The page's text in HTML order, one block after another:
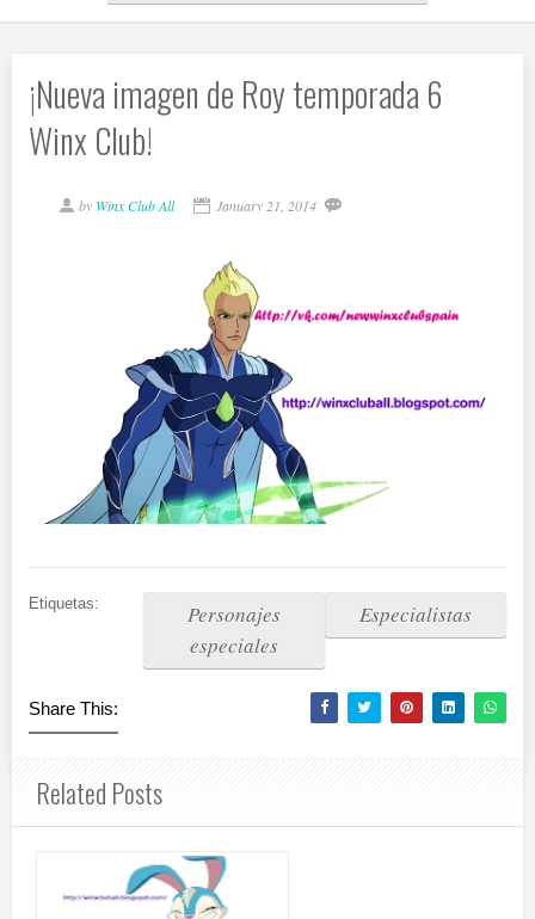
¡Nueva imagen de Roy temporada 6
Winx Club!
by Winx Club All January 21, 2014
Etiquetas: Especialistas
Personajes
especiales
Share This:
Related Posts